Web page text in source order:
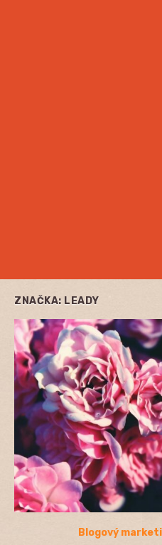
ZNAČKA: LEADY
Blogový